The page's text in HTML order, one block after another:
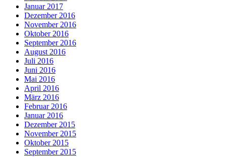
Januar 2017
Dezember 2016
November 2016
Oktober 2016
September 2016
August 2016
Juli 2016
Juni 2016
Mai 2016
April 2016
März 2016
Februar 2016
Januar 2016
Dezember 2015
November 2015
Oktober 2015
September 2015